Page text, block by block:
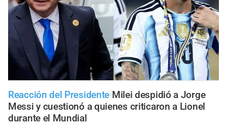
Reacción del Presidente Milei despidió a Jorge
Messi y cuestionó a quienes criticaron a Lionel
durante el Mundial